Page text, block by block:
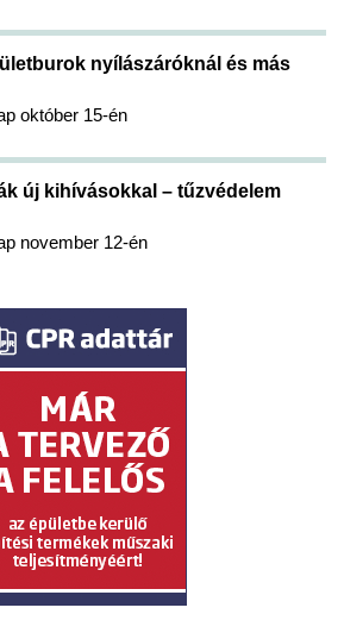
nyílászáróknál és más
október 15-én
új kihívásokkal – tűzvédelem
november 12-én